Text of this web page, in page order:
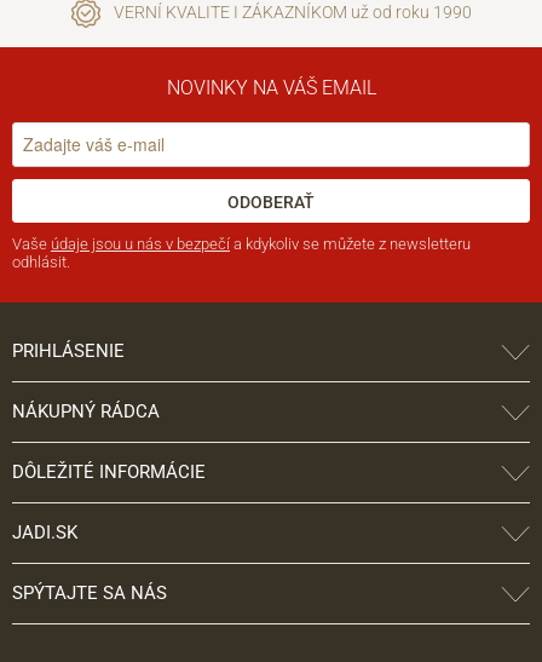
VERNÍ KVALITE I ZÁKAZNÍKOM už od roku 1990
NOVINKY NA VÁŠ EMAIL
ODOBERAŤ
Vaše údaje jsou u nás v bezpečí a kdykoliv se můžete z newsletteru
odhlásit.
PRIHLÁSENIE
NÁKUPNÝ RÁDCA
DÔLEŽITÉ INFORMÁCIE
JADI.SK
SPÝTAJTE SA NÁS